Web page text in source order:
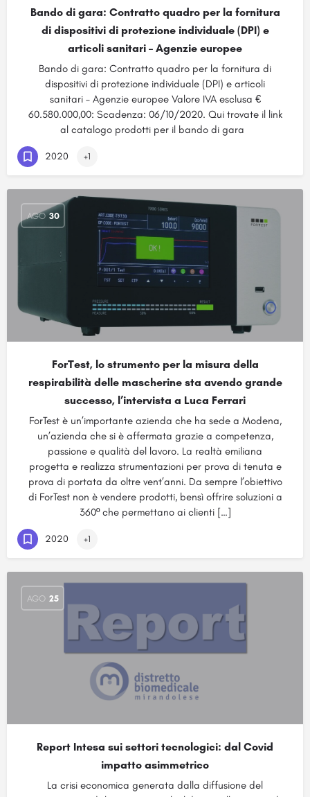
Bando di gara: Contratto quadro per la fornitura
di dispositivi di protezione individuale (DPI) e
articoli sanitari – Agenzie europee
Bando di gara: Contratto quadro per la fornitura di
dispositivi di protezione individuale (DPI) e articoli
sanitari – Agenzie europee Valore IVA esclusa €
60.580.000,00: Scadenza: 06/10/2020. Qui trovate il link
al catalogo prodotti per il bando di gara
2020 +1
AGO 30
ForTest, lo strumento per la misura della
respirabilità delle mascherine sta avendo grande
successo, l’intervista a Luca Ferrari
ForTest è un’importante azienda che ha sede a Modena,
un’azienda che si è affermata grazie a competenza,
passione e qualità del lavoro. La realtà emiliana
progetta e realizza strumentazioni per prova di tenuta e
prova di portata da oltre vent’anni. Da sempre l’obiettivo
di ForTest non è vendere prodotti, bensì offrire soluzioni a
360º che permettano ai clienti […]
2020 +1
AGO 25
Report Intesa sui settori tecnologici: dal Covid
impatto asimmetrico
La crisi economica generata dalla diffusione del